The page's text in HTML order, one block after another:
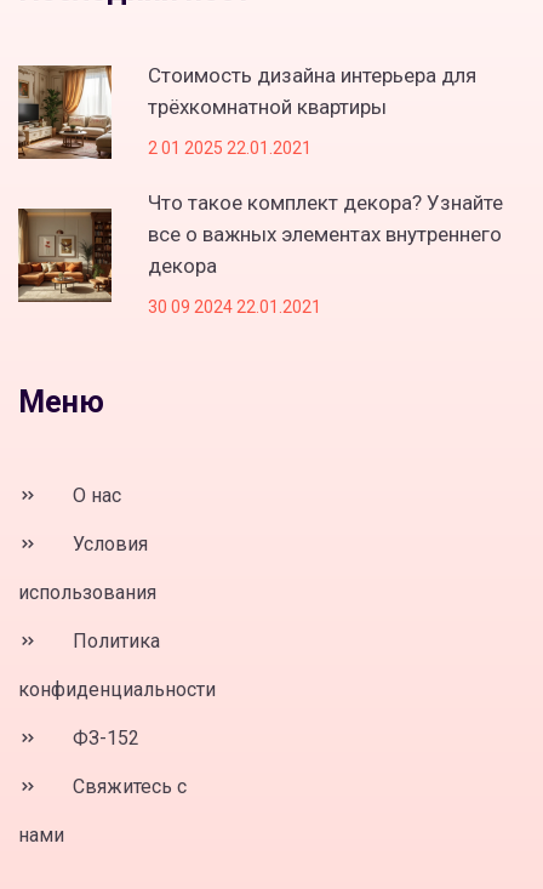
Стоимость дизайна интерьера для
трёхкомнатной квартиры
2 01 2025 22.01.2021
Что такое комплект декора? Узнайте
все о важных элементах внутреннего
декора
30 09 2024 22.01.2021
Меню
О нас
Условия
использования
Политика
конфиденциальности
ФЗ-152
Свяжитесь с
нами